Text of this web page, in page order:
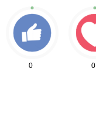
0 0